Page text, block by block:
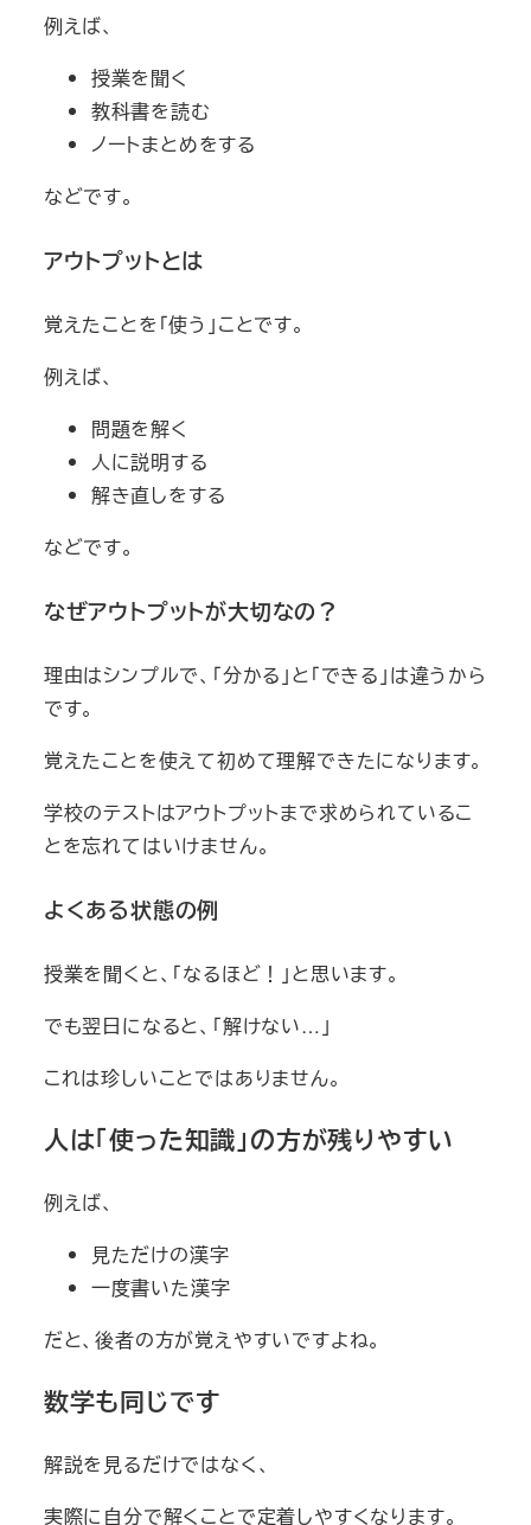
例えば、
授業を聞く
教科書を読む
ノートまとめをする
などです。
アウトプットとは
覚えたことを「使う」ことです。
例えば、
問題を解く
人に説明する
解き直しをする
などです。
なぜアウトプットが大切なの？
理由はシンプルで、「分かる」と「できる」は違うから
です。
覚えたことを使えて初めて理解できたになります。
学校のテストはアウトプットまで求められているこ
とを忘れてはいけません。
よくある状態の例
授業を聞くと、「なるほど！」と思います。
でも翌日になると、「解けない…」
これは珍しいことではありません。
人は「使った知識」の方が残りやすい
例えば、
見ただけの漢字
一度書いた漢字
だと、後者の方が覚えやすいですよね。
数学も同じです
解説を見るだけではなく、
実際に自分で解くことで定着しやすくなります。